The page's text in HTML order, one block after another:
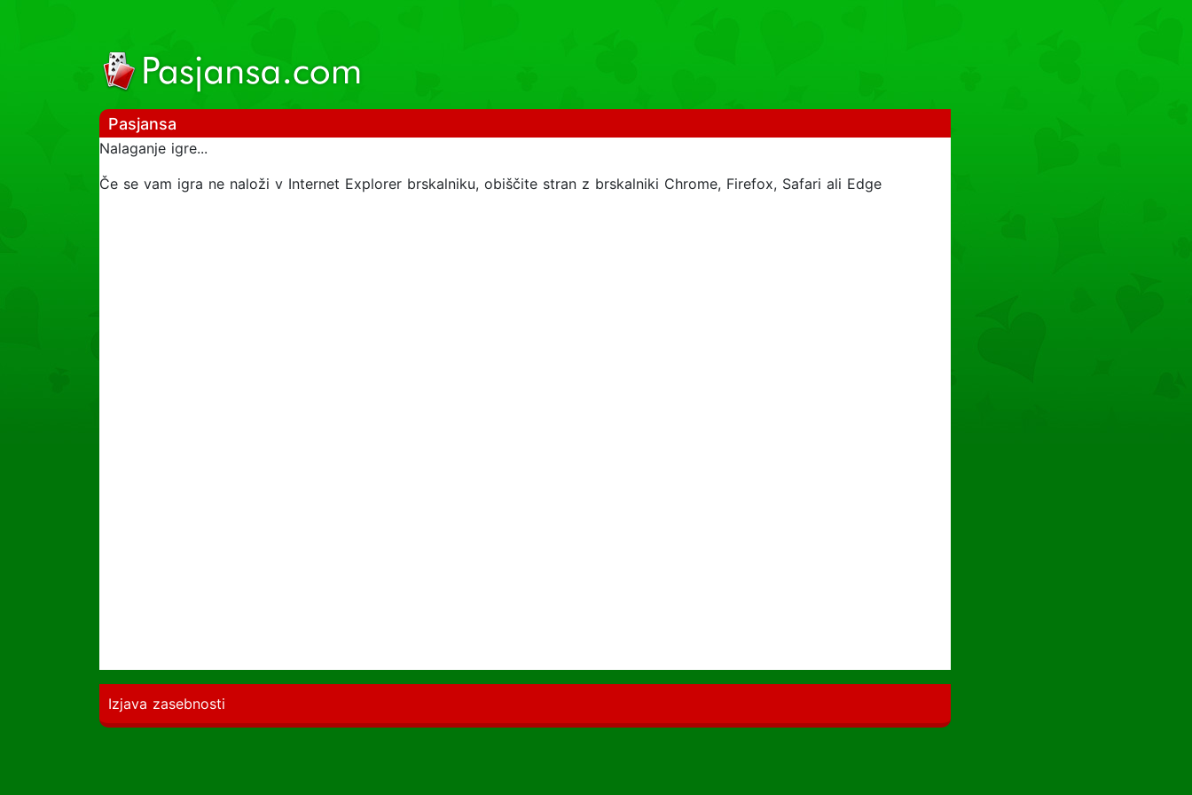
Pasjansa
Nalaganje igre...
Če se vam igra ne naloži v Internet Explorer brskalniku, obiščite stran z brskalniki Chrome, Firefox, Safari ali Edge
Izjava zasebnosti